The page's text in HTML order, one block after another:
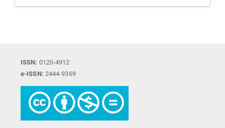
ISSN: 0120-4912
e-ISSN: 2444-9369